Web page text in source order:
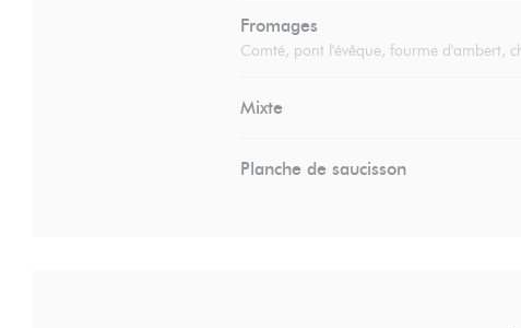
Fromages
Comté, pont l'évêque, fourme d'ambert,
Mixte
Planche de saucisson